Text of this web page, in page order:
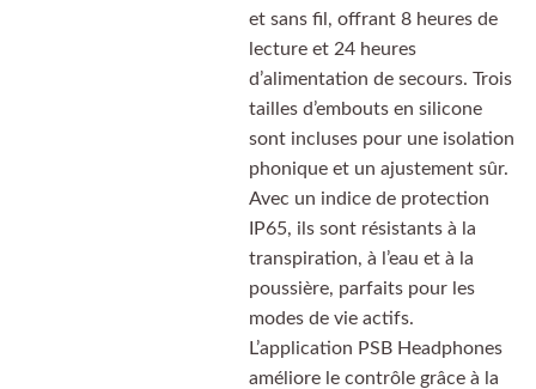
et sans fil, offrant 8 heures de
lecture et 24 heures
d’alimentation de secours. Trois
tailles d’embouts en silicone
sont incluses pour une isolation
phonique et un ajustement sûr.
Avec un indice de protection
IP65, ils sont résistants à la
transpiration, à l’eau et à la
poussière, parfaits pour les
modes de vie actifs.
L’application PSB Headphones
améliore le contrôle grâce à la